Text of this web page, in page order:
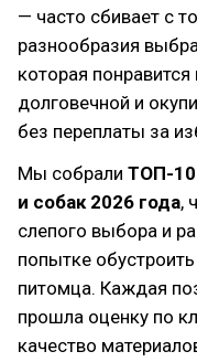
— часто сбивает с
разнообразия
которая
долговечной и
без переплаты за
Мы собрали ТОП-10
и собак 2026 года,
слепого выбора и
попытке
питомца. Каждая
прошла оценку по
качество